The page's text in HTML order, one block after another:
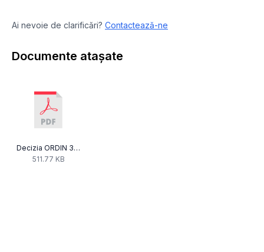
Ai nevoie de clarificări? Contactează-ne
Documente atașate
Decizia ORDIN 327 RUMBLE.pdf
511.77 KB